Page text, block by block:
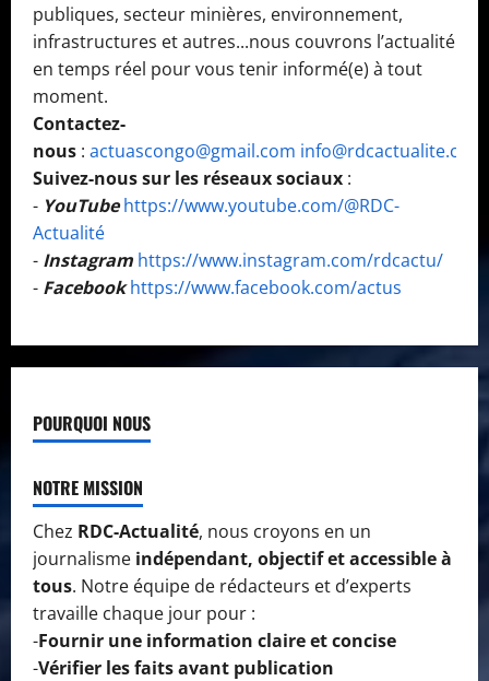
publiques, secteur minières, environnement,
infrastructures et autres...nous couvrons l’actualité
en temps réel pour vous tenir informé(e) à tout
moment.
Contactez-
nous : actuascongo@gmail.com info@rdcactualite.com
Suivez-nous sur les réseaux sociaux :
- YouTube https://www.youtube.com/@RDC-
Actualité
- Instagram https://www.instagram.com/rdcactu/
- Facebook https://www.facebook.com/actus
POURQUOI NOUS
NOTRE MISSION
Chez RDC-Actualité, nous croyons en un
journalisme indépendant, objectif et accessible à
tous. Notre équipe de rédacteurs et d’experts
travaille chaque jour pour :
-Fournir une information claire et concise
-Vérifier les faits avant publication